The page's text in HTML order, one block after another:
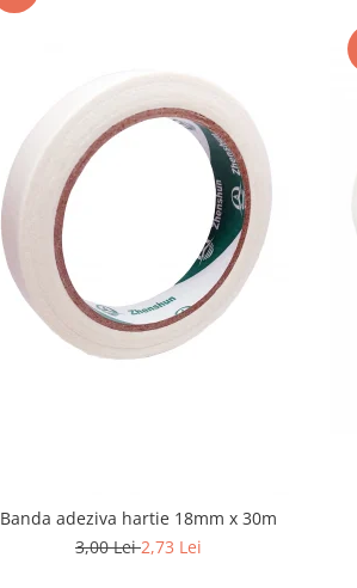
Banda adeziva hartie 18mm x 30m
3,00 Lei2,73 Lei